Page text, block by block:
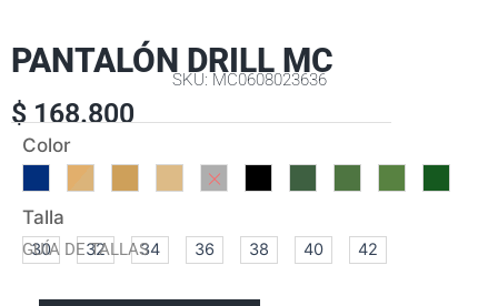
PANTALÓN DRILL MC
SKU: MC0608023636
$168.800
Color
Talla
30 32 34 36 38 40 42
PANTALÓN
DRILL
MC
cantidad
GUÍA DE TALLAS